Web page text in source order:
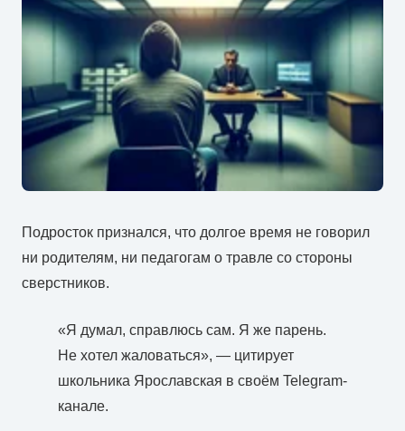
Подросток признался, что долгое время не говорил
ни родителям, ни педагогам о травле со стороны
сверстников.
«Я думал, справлюсь сам. Я же парень.
Не хотел жаловаться», — цитирует
школьника Ярославская в своём Telegram-
канале.